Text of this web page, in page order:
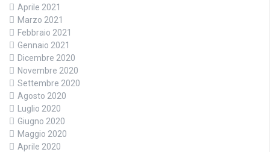
Aprile 2021
Marzo 2021
Febbraio 2021
Gennaio 2021
Dicembre 2020
Novembre 2020
Settembre 2020
Agosto 2020
Luglio 2020
Giugno 2020
Maggio 2020
Aprile 2020